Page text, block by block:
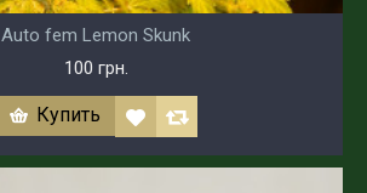
Auto fem Lemon Skunk
100 грн.
Купить